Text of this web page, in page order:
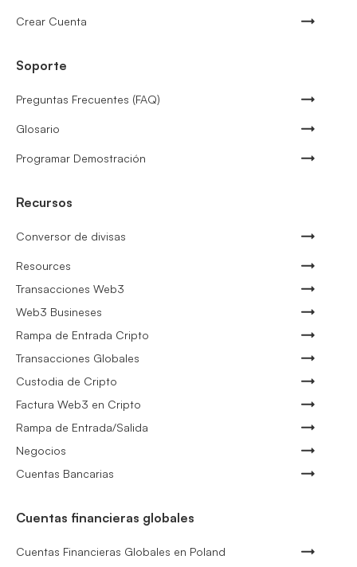
Crear Cuenta
Soporte
Preguntas Frecuentes (FAQ)
Glosario
Programar Demostración
Recursos
Conversor de divisas
Resources
Transacciones Web3
Web3 Busineses
Rampa de Entrada Cripto
Transacciones Globales
Custodia de Cripto
Factura Web3 en Cripto
Rampa de Entrada/Salida
Negocios
Cuentas Bancarias
Cuentas financieras globales
Cuentas Financieras Globales en Poland